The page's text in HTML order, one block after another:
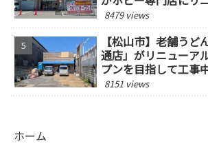
8479 views
【松山市】老舗うど
通店」がリニューア
プンを目指して工事
8151 views
ホーム